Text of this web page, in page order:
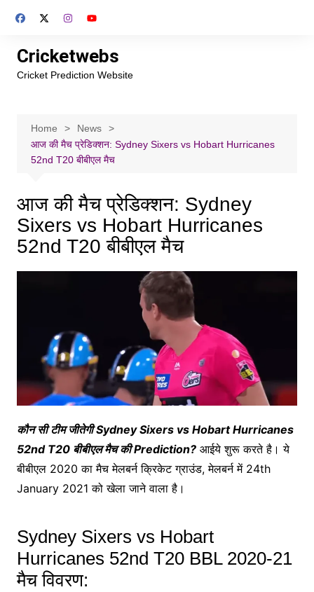
Cricketwebs
Cricket Prediction Website
Home
News
आज की मैच प्रेडिक्शन: Sydney Sixers vs Hobart Hurricanes
52nd T20 बीबीएल मैच
आज की मैच प्रेडिक्शन: Sydney
Sixers vs Hobart Hurricanes
52nd T20 बीबीएल मैच
कौन सी टीम जीतेगी Sydney Sixers vs Hobart Hurricanes
52nd T20 बीबीएल मैच की Prediction?आईये शुरू करते है। ये
बीबीएल 2020 का मैच मेलबर्न क्रिकेट ग्राउंड, मेलबर्न में 24th
January 2021 को खेला जाने वाला है।
Sydney Sixers vs Hobart
Hurricanes 52nd T20 BBL 2020-21
मैच विवरण: